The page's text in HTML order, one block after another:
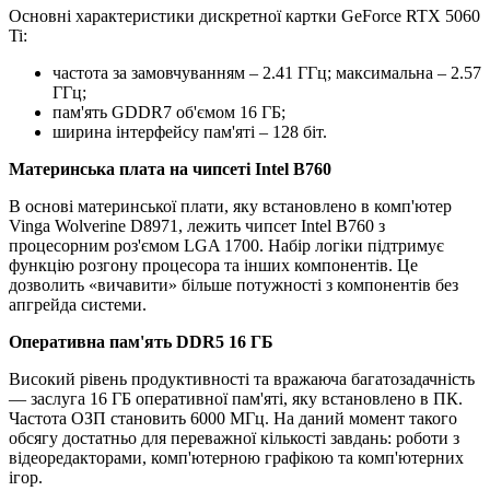
Основні характеристики дискретної картки GeForce RTX 5060
Ti:
частота за замовчуванням – 2.41 ГГц; максимальна – 2.57
ГГц;
пам'ять GDDR7 об'ємом 16 ГБ;
ширина інтерфейсу пам'яті – 128 біт.
Материнська плата на чипсеті Intel B760
В основі материнської плати, яку встановлено в комп'ютер
Vinga Wolverine D8971, лежить чипсет Intel B760 з
процесорним роз'ємом LGA 1700. Набір логіки підтримує
функцію розгону процесора та інших компонентів. Це
дозволить «вичавити» більше потужності з компонентів без
апгрейда системи.
Оперативна пам'ять DDR5 16 ГБ
Високий рівень продуктивності та вражаюча багатозадачність
— заслуга 16 ГБ оперативної пам'яті, яку встановлено в ПК.
Частота ОЗП становить 6000 МГц. На даний момент такого
обсягу достатньо для переважної кількості завдань: роботи з
відеоредакторами, комп'ютерною графікою та комп'ютерних
ігор.